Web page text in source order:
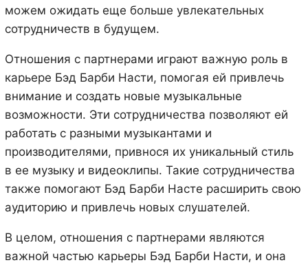
можем ожидать еще больше увлекательных
сотрудничеств в будущем.
Отношения с партнерами играют важную роль в
карьере Бэд Барби Насти, помогая ей привлечь
внимание и создать новые музыкальные
возможности. Эти сотрудничества позволяют ей
работать с разными музыкантами и
производителями, привнося их уникальный стиль
в ее музыку и видеоклипы. Такие сотрудничества
также помогают Бэд Барби Насте расширить свою
аудиторию и привлечь новых слушателей.
В целом, отношения с партнерами являются
важной частью карьеры Бэд Барби Насти, и она